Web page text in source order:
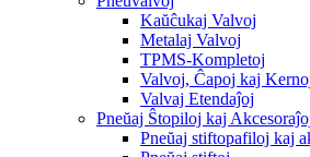
Kaŭĉukaj Valvoj
Metalaj Valvoj
TPMS-Kompletoj
Valvoj, Ĉapoj kaj
Valvaj Etendaĵoj
Pneŭaj Ŝtopiloj kaj
Pneŭaj stiftopafiloj kaj